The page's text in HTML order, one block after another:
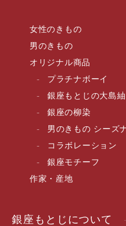
女性のきもの
男のきもの
オリジナル商品
プラチナボーイ
銀座もとじの大島紬
銀座の柳染
男のきもの シーズ
コラボレーション
銀座モチーフ
作家・産地
銀座もとじについて